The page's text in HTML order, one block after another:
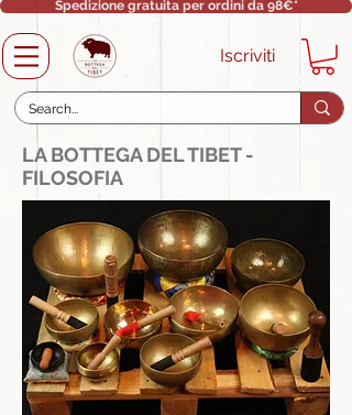
Spedizione gratuita per ordini da 98€*
Iscriviti
LA BOTTEGA DEL TIBET -
FILOSOFIA